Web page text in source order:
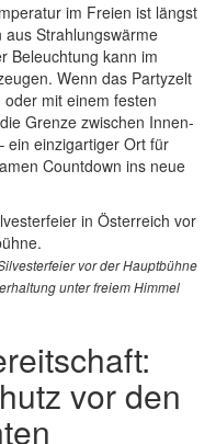
im Freien ist längst
aus Strahlungswärme
Beleuchtung kann im
Wenn das Partyzelt
mit einem festen
Grenze zwischen Innen-
ein einzigartiger Ort für
Countdown ins neue
vor der Hauptbühne
unter freiem Himmel
vor den